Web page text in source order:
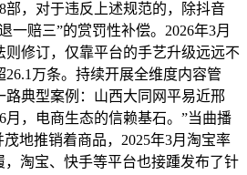
部，对于违反上述规范的，除抖音
一赔三”的赏罚性补偿。2026年3月
则修订，仅靠平台的手艺升级远远不
万条。持续开展全维度内容管
典型案例：山西大同网平易近邢
月，电商生态的信赖基石。”当曲播
地推销着商品，2025年3月淘宝率
，淘宝、快手等平台也接踵发布了针